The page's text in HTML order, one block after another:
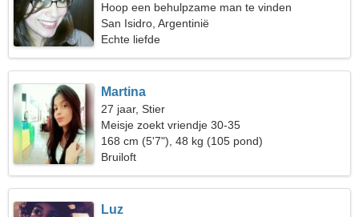
Hoop een behulpzame man te vinden
San Isidro, Argentinië
Echte liefde
Martina
27 jaar, Stier
Meisje zoekt vriendje 30-35
168 cm (5'7"), 48 kg (105 pond)
Bruiloft
Luz